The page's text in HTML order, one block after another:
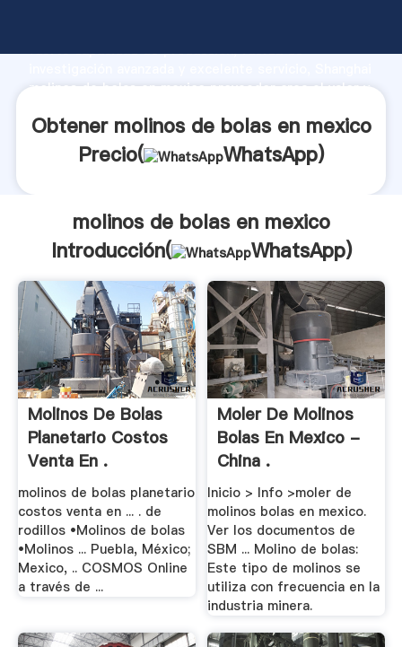
fuerte capacidad de producción, fuerza de
molinos de bolas en mexico proveedor crea el valor y
Obtener molinos de bolas en mexico
Precio(
WhatsApp)
molinos de bolas en mexico
Introducción(
WhatsApp)
Molinos De Bolas
Planetario Costos
Venta En .
molinos de bolas planetario
costos venta en ... . de
rodillos •Molinos de bolas
•Molinos ... Puebla, México;
Mexico, .. COSMOS Online
a través de ...
Moler De Molinos
Bolas En Mexico -
China .
Inicio > Info >moler de
molinos bolas en mexico.
Ver los documentos de
SBM ... Molino de bolas:
Este tipo de molinos se
utiliza con frecuencia en la
industria minera.